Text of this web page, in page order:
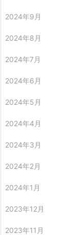
2024年9月
2024年8月
2024年7月
2024年6月
2024年5月
2024年4月
2024年3月
2024年2月
2024年1月
2023年12月
2023年11月